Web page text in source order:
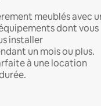
meublés avec
dont vous
installer
un mois ou plus.
à une location